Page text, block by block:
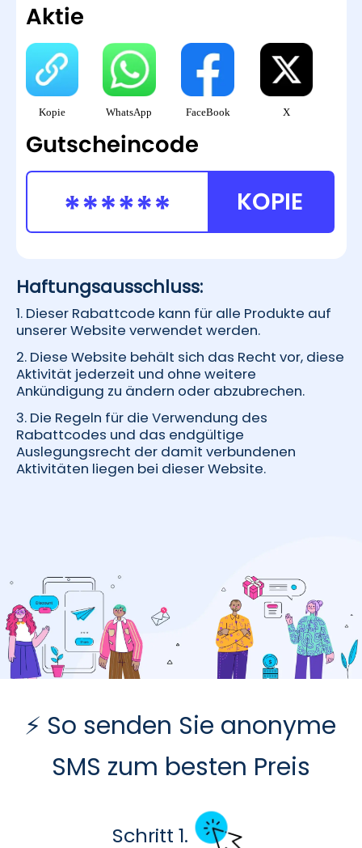
Aktie
Kopie WhatsApp FaceBook X
Gutscheincode
KOPIE
Haftungsausschluss:
1. Dieser Rabattcode kann für alle Produkte auf
unserer Website verwendet werden.
2. Diese Website behält sich das Recht vor, diese
Aktivität jederzeit und ohne weitere
Ankündigung zu ändern oder abzubrechen.
3. Die Regeln für die Verwendung des
Rabattcodes und das endgültige
Auslegungsrecht der damit verbundenen
Aktivitäten liegen bei dieser Website.
⚡ So senden Sie anonyme
SMS zum besten Preis
Schritt 1.